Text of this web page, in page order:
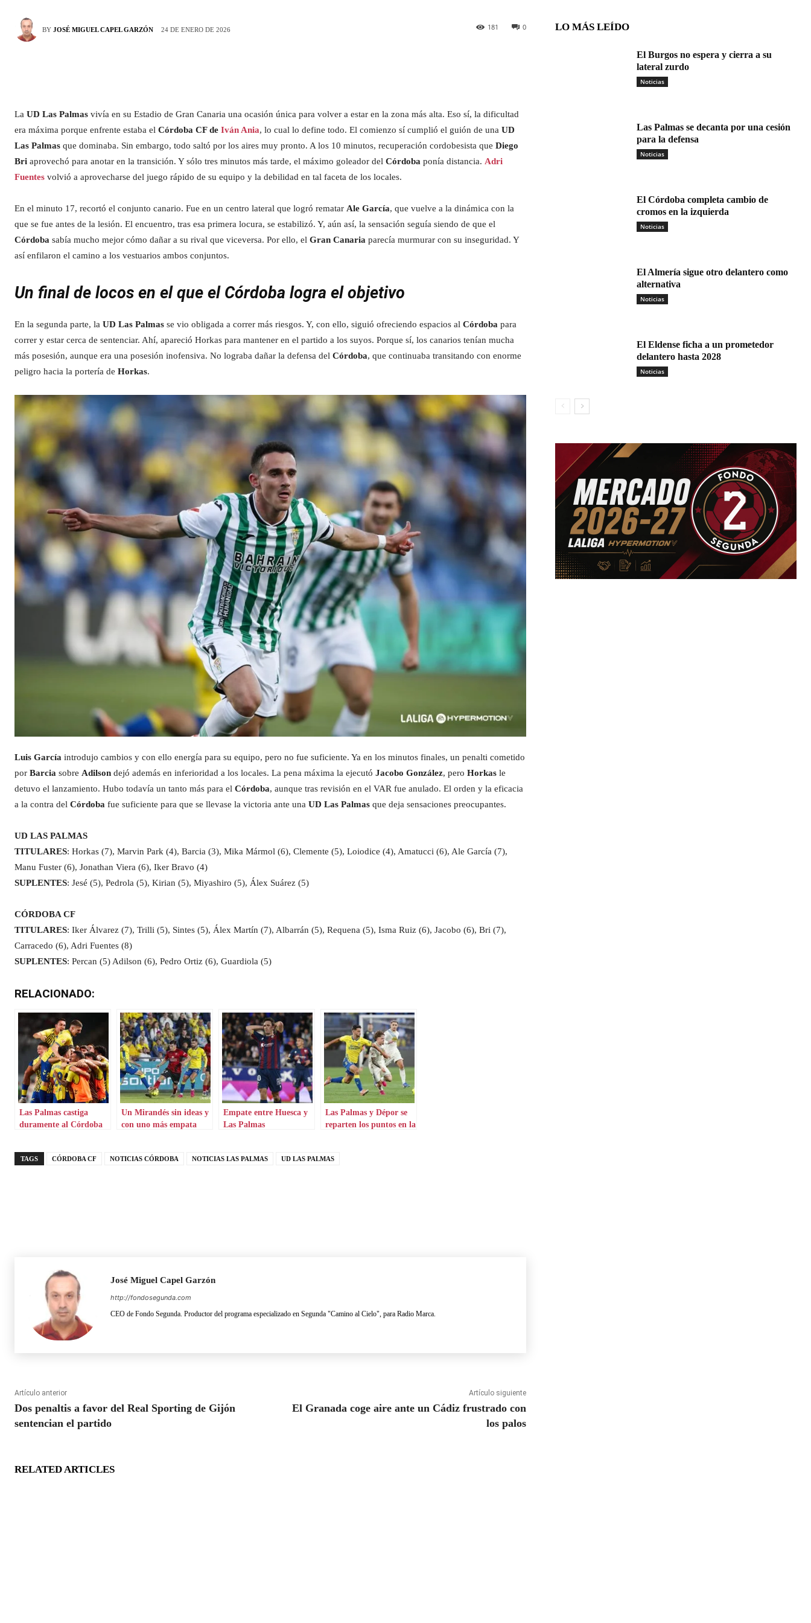
BY JOSÉ MIGUEL CAPEL GARZÓN 24 DE ENERO DE 2026 0
181
La UD Las Palmas vivía en su Estadio de Gran Canaria una ocasión única para volver a estar en la zona más alta. Eso sí, la dificultad
era máxima porque enfrente estaba el Córdoba CF de Iván Ania, lo cual lo define todo. El comienzo sí cumplió el guión de una UD
Las Palmas que dominaba. Sin embargo, todo saltó por los aires muy pronto. A los 10 minutos, recuperación cordobesista que Diego
Bri aprovechó para anotar en la transición. Y sólo tres minutos más tarde, el máximo goleador del Córdoba ponía distancia. Adri
Fuentes volvió a aprovecharse del juego rápido de su equipo y la debilidad en tal faceta de los locales.
En el minuto 17, recortó el conjunto canario. Fue en un centro lateral que logró rematar Ale García, que vuelve a la dinámica con la
que se fue antes de la lesión. El encuentro, tras esa primera locura, se estabilizó. Y, aún así, la sensación seguía siendo de que el
Córdoba sabía mucho mejor cómo dañar a su rival que viceversa. Por ello, el Gran Canaria parecía murmurar con su inseguridad. Y
así enfilaron el camino a los vestuarios ambos conjuntos.
Un final de locos en el que el Córdoba logra el objetivo
En la segunda parte, la UD Las Palmas se vio obligada a correr más riesgos. Y, con ello, siguió ofreciendo espacios al Córdoba para
correr y estar cerca de sentenciar. Ahí, apareció Horkas para mantener en el partido a los suyos. Porque sí, los canarios tenían mucha
más posesión, aunque era una posesión inofensiva. No lograba dañar la defensa del Córdoba, que continuaba transitando con enorme
peligro hacia la portería de Horkas.
Luis García introdujo cambios y con ello energía para su equipo, pero no fue suficiente. Ya en los minutos finales, un penalti cometido
por Barcia sobre Adilson dejó además en inferioridad a los locales. La pena máxima la ejecutó Jacobo González, pero Horkas le
detuvo el lanzamiento. Hubo todavía un tanto más para el Córdoba, aunque tras revisión en el VAR fue anulado. El orden y la eficacia
a la contra del Córdoba fue suficiente para que se llevase la victoria ante una UD Las Palmas que deja sensaciones preocupantes.
UD LAS PALMAS
TITULARES: Horkas (7), Marvin Park (4), Barcia (3), Mika Mármol (6), Clemente (5), Loiodice (4), Amatucci (6), Ale García (7),
Manu Fuster (6), Jonathan Viera (6), Iker Bravo (4)
SUPLENTES: Jesé (5), Pedrola (5), Kirian (5), Miyashiro (5), Álex Suárez (5)
CÓRDOBA CF
TITULARES: Iker Álvarez (7), Trilli (5), Sintes (5), Álex Martín (7), Albarrán (5), Requena (5), Isma Ruiz (6), Jacobo (6), Bri (7),
Carracedo (6), Adri Fuentes (8)
SUPLENTES: Percan (5) Adilson (6), Pedro Ortiz (6), Guardiola (5)
RELACIONADO:
Las Palmas castiga
duramente al Córdoba
Un Mirandés sin ideas y
con uno más empata
Empate entre Huesca y
Las Palmas
Las Palmas y Dépor se
reparten los puntos en la
TAGS CÓRDOBA CF NOTICIAS CÓRDOBA NOTICIAS LAS PALMAS UD LAS PALMAS
José Miguel Capel Garzón
http://fondosegunda.com
CEO de Fondo Segunda. Productor del programa especializado en Segunda "Camino al Cielo", para Radio Marca.
Artículo anterior
Dos penaltis a favor del Real Sporting de Gijón
sentencian el partido
Artículo siguiente
El Granada coge aire ante un Cádiz frustrado con
los palos
RELATED ARTICLES
LO MÁS LEÍDO
El Burgos no espera y cierra a su
lateral zurdo
Noticias
Las Palmas se decanta por una cesión
para la defensa
Noticias
El Córdoba completa cambio de
cromos en la izquierda
Noticias
El Almería sigue otro delantero como
alternativa
Noticias
El Eldense ficha a un prometedor
delantero hasta 2028
Noticias